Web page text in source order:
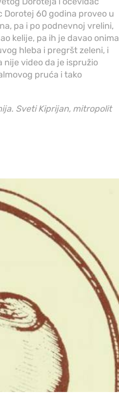
Dorotej 60 godina proveo u
pa i po podnevnoj vrelini,
kelije, pa ih je davao onima
hleba i pregršt zeleni, i
nije video da je ispružio
pruća i tako
Sveti Kiprijan, mitropolit